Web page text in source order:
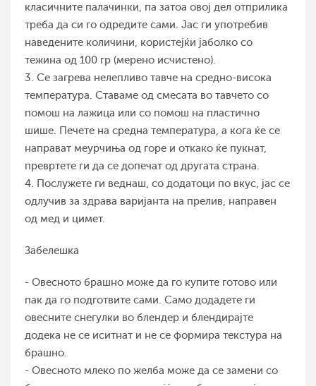
класичните палачинки, па затоа овој дел отприлика
треба да си го одредите сами. Јас ги употребив
наведените количини, користејќи јаболко со
тежина од 100 гр (мерено исчистено).
3. Се загрева нелепливо тавче на средно-висока
температура. Ставаме од смесата во тавчето со
помош на лажица или со помош на пластично
шише. Печете на средна температура, а кога ќе се
направат меурчиња од горе и откако ќе пукнат,
превртете ги да се допечат од другата страна.
4. Послужете ги веднаш, со додатоци по вкус, јас се
одлучив за здрава варијанта на прелив, направен
од мед и цимет.
Забелешка
- Овесното брашно може да го купите готово или
пак да го подготвите сами. Само додадете ги
овесните снегулки во блендер и блендирајте
додека не се иситнат и не се формира текстура на
брашно.
- Овесното млеко по желба може да се замени со